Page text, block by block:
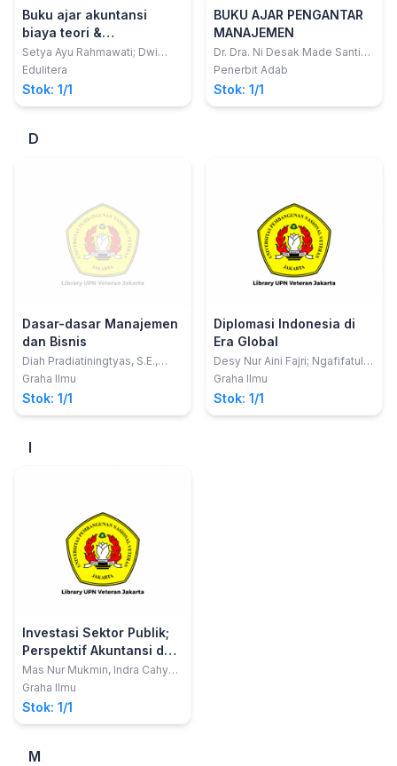
Buku ajar akuntansi
biaya teori &
implementasi
Setya Ayu Rahmawati; Dwi
Narullia; Abdul Ghofar
Edulitera
Stok: 1/1
BUKU AJAR PENGANTAR
MANAJEMEN
Dr. Dra. Ni Desak Made Santi
Diwyarthi, M.Si; I Wayan Adi
Lubis, S.T, M.M; Marlina, SE.,
MM Dkk
Penerbit Adab
Stok: 1/1
D
Dasar-dasar Manajemen
dan Bisnis
Diah Pradiatiningtyas, S.E.,
M.Sc.; Chriswardana Bayu
Graha Ilmu
Stok: 1/1
Diplomasi Indonesia di
Era Global
Desy Nur Aini Fajri; Ngafifatul
Khanafi; Septini Manik; Dinda
Graha Ilmu
Stok: 1/1
I
Investasi Sektor Publik;
Perspektif Akuntansi dan
Pelayanan Pemerintah
Daerah
Mas Nur Mukmin, Indra Cahya
Kusuma, Farizka Susandra
Graha Ilmu
Stok: 1/1
M